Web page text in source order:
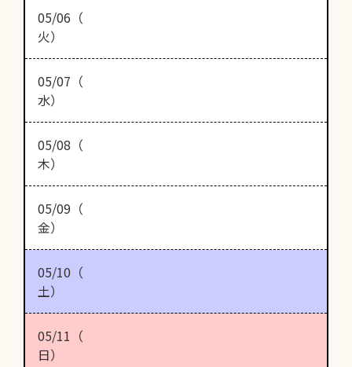
05/06（
火）
05/07（
水）
05/08（
木）
05/09（
金）
05/10（
土）
05/11（
日）